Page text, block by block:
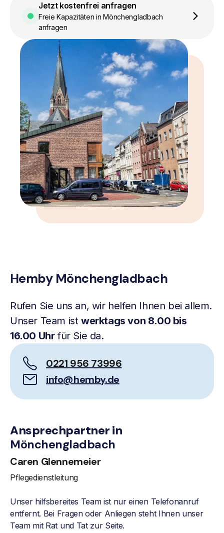
Jetzt kostenfrei anfragen
Freie Kapazitäten in Mönchengladbach
anfragen
Hemby Mönchengladbach
Rufen Sie uns an, wir helfen Ihnen bei allem.
Unser Team ist werktags von 8.00 bis
16.00 Uhrfür Sie da.
0221 956 73996
info@hemby.de
Ansprechpartner in
Mönchengladbach
Caren Glennemeier
Pflegedienstleitung
Unser hilfsbereites Team ist nur einen Telefonanruf
entfernt. Bei Fragen oder Anliegen steht Ihnen unser
Team mit Rat und Tat zur Seite.